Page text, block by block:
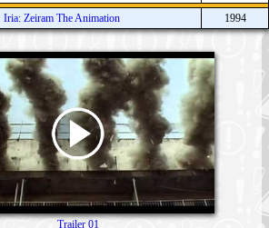
Iria: Zeiram The Animation 1994
Trailer 01